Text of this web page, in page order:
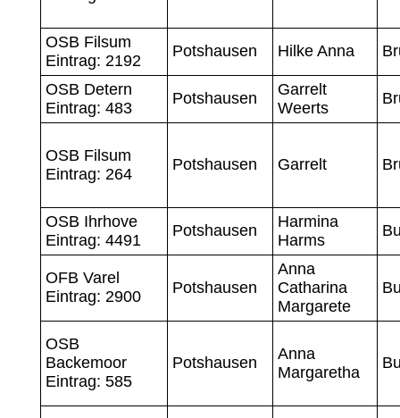
OSB Filsum
Eintrag: 2192
Potshausen Hilke Anna
OSB Detern
Eintrag: 483
Potshausen
Garrelt
Weerts
OSB Filsum
Eintrag: 264
Potshausen Garrelt
OSB Ihrhove
Eintrag: 4491
Potshausen
Harmina
Harms
OFB Varel
Eintrag: 2900
Potshausen
Anna
Catharina
Margarete
OSB
Backemoor
Eintrag: 585
Potshausen
Anna
Margaretha